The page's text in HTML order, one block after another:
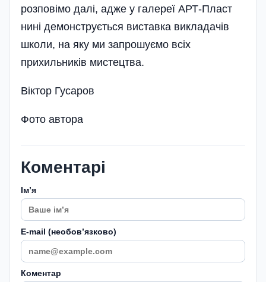
розповімо далі, адже у галереї АРТ-Пласт
нині демонструється виставка викладачів
школи, на яку ми запрошуємо всіх
прихильників мистецтва.
Віктор Гусаров
Фото автора
Коментарі
Імʼя
E-mail (необовʼязково)
Коментар